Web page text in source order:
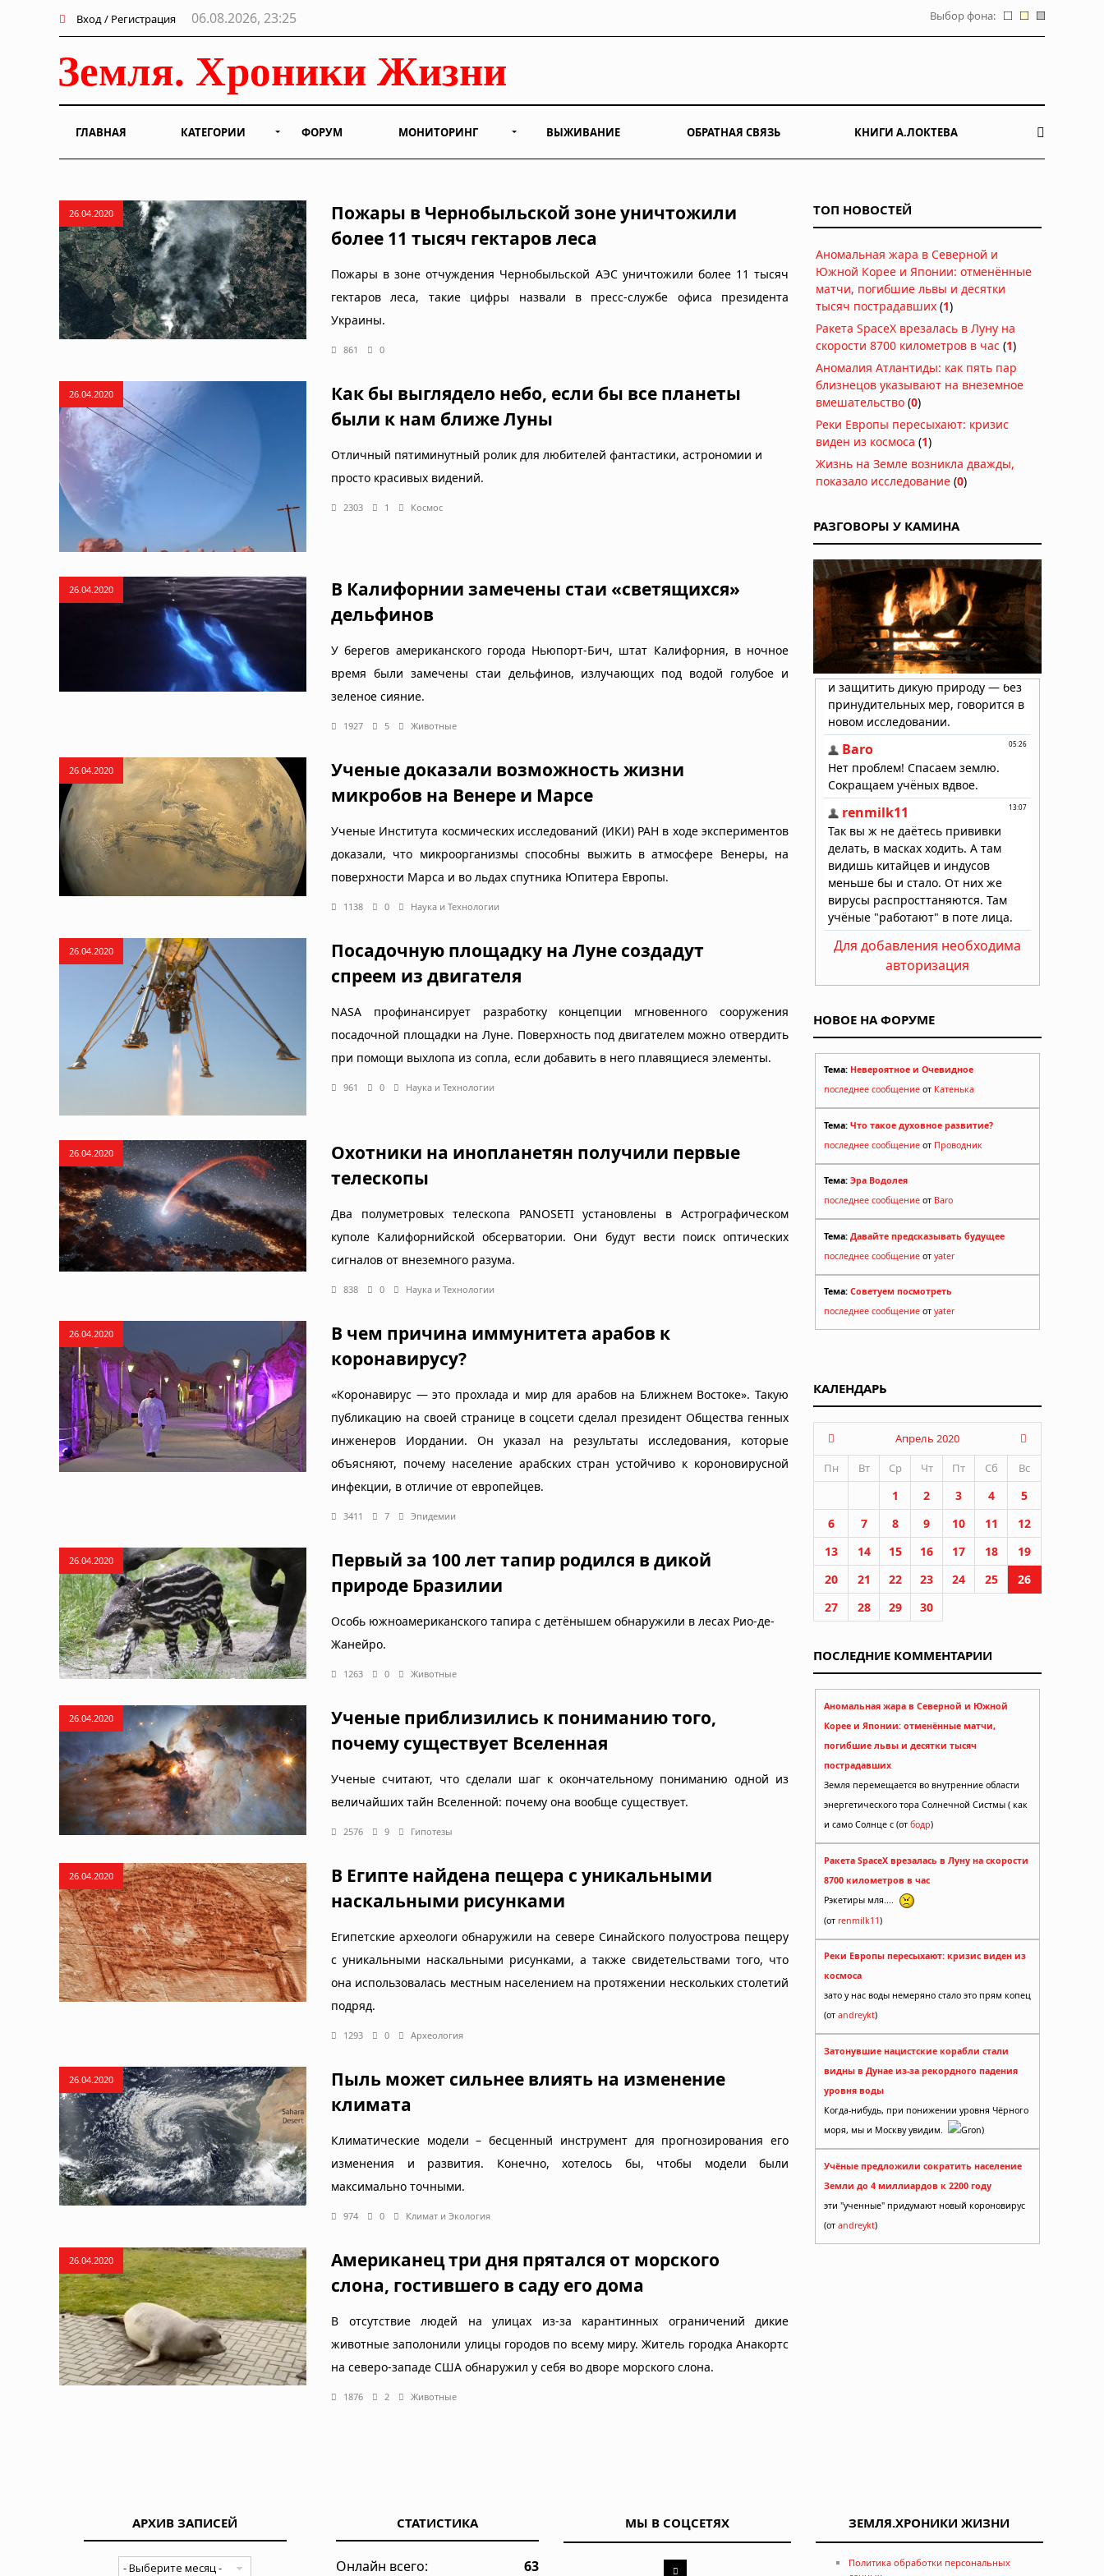
Вход / Регистрация 06.08.2026, 23:25 Выбор фона:
ГЛАВНАЯ КАТЕГОРИИ ФОРУМ МОНИТОРИНГ ВЫЖИВАНИЕ ОБРАТНАЯ СВЯЗЬ КНИГИ А.ЛОКТЕВА
26.04.2020
Пожары в Чернобыльской зоне уничтожили
более 11 тысяч гектаров леса
Пожары в зоне отчуждения Чернобыльской АЭС уничтожили более 11 тысяч
гектаров леса, такие цифры назвали в пресс-службе офиса президента
Украины.
861 0
26.04.2020
Как бы выглядело небо, если бы все планеты
были к нам ближе Луны
Отличный пятиминутный ролик для любителей фантастики, астрономии и
просто красивых видений.
2303 1 Космос
26.04.2020
В Калифорнии замечены стаи «светящихся»
дельфинов
У берегов американского города Ньюпорт-Бич, штат Калифорния, в ночное
время были замечены стаи дельфинов, излучающих под водой голубое и
зеленое сияние.
1927 5 Животные
26.04.2020
Ученые доказали возможность жизни
микробов на Венере и Марсе
Ученые Института космических исследований (ИКИ) РАН в ходе экспериментов
доказали, что микроорганизмы способны выжить в атмосфере Венеры, на
поверхности Марса и во льдах спутника Юпитера Европы.
1138 0 Наука и Технологии
26.04.2020
Посадочную площадку на Луне создадут
спреем из двигателя
NASA профинансирует разработку концепции мгновенного сооружения
посадочной площадки на Луне. Поверхность под двигателем можно отвердить
при помощи выхлопа из сопла, если добавить в него плавящиеся элементы.
961 0 Наука и Технологии
26.04.2020
Охотники на инопланетян получили первые
телескопы
Два полуметровых телескопа PANOSETI установлены в Астрографическом
куполе Калифорнийской обсерватории. Они будут вести поиск оптических
сигналов от внеземного разума.
838 0 Наука и Технологии
26.04.2020
В чем причина иммунитета арабов к
коронавирусу?
«Коронавирус — это прохлада и мир для арабов на Ближнем Востоке». Такую
публикацию на своей странице в соцсети сделал президент Общества генных
инженеров Иордании. Он указал на результаты исследования, которые
объясняют, почему население арабских стран устойчиво к короновирусной
инфекции, в отличие от европейцев.
3411 7 Эпидемии
26.04.2020
Первый за 100 лет тапир родился в дикой
природе Бразилии
Особь южноамериканского тапира с детёнышем обнаружили в лесах Рио-де-
Жанейро.
1263 0 Животные
26.04.2020
Ученые приблизились к пониманию того,
почему существует Вселенная
Ученые считают, что сделали шаг к окончательному пониманию одной из
величайших тайн Вселенной: почему она вообще существует.
2576 9 Гипотезы
26.04.2020
В Египте найдена пещера с уникальными
наскальными рисунками
Египетские археологи обнаружили на севере Синайского полуострова пещеру
с уникальными наскальными рисунками, а также свидетельствами того, что
она использовалась местным населением на протяжении нескольких столетий
подряд.
1293 0 Археология
26.04.2020
Пыль может сильнее влиять на изменение
климата
Климатические модели – бесценный инструмент для прогнозирования его
изменения и развития. Конечно, хотелось бы, чтобы модели были
максимально точными.
974 0 Климат и Экология
26.04.2020
Американец три дня прятался от морского
слона, гостившего в саду его дома
В отсутствие людей на улицах из-за карантинных ограничений дикие
животные заполонили улицы городов по всему миру. Житель городка Анакортс
на северо-западе США обнаружил у себя во дворе морского слона.
1876 2 Животные
ТОП НОВОСТЕЙ
Аномальная жара в Северной и
Южной Корее и Японии: отменённые
матчи, погибшие львы и десятки
тысяч пострадавших (1)
Ракета SpaceX врезалась в Луну на
скорости 8700 километров в час (1)
Аномалия Атлантиды: как пять пар
близнецов указывают на внеземное
вмешательство (0)
Реки Европы пересыхают: кризис
виден из космоса (1)
Жизнь на Земле возникла дважды,
показало исследование (0)
РАЗГОВОРЫ У КАМИНА
Для добавления необходима
авторизация
НОВОЕ НА ФОРУМЕ
Тема: Невероятное и Очевидное
последнее сообщение от Катенька
Тема: Что такое духовное развитие?
последнее сообщение от Проводник
Тема: Эра Водолея
последнее сообщение от Baro
Тема: Давайте предсказывать будущее
последнее сообщение от yater
Тема: Советуем посмотреть
последнее сообщение от yater
КАЛЕНДАРЬ
Апрель 2020
Пн
Вт Ср Чт Пт Сб Вс
1 2 3 4
5
6
7 8 9 10 11
12
13
14 15 16 17 18
19
20
21 22 23 24 25
26
27
28 29 30
ПОСЛЕДНИЕ КОММЕНТАРИИ
Аномальная жара в Северной и Южной
Корее и Японии: отменённые матчи,
погибшие львы и десятки тысяч
пострадавших
Земля перемещается во внутренние области
энергетического тора Солнечной Систмы ( как
и само Солнце с (от бодр)
Ракета SpaceX врезалась в Луну на скорости
8700 километров в час
Рэкетиры мля....
(от renmilk11)
Реки Европы пересыхают: кризис виден из
космоса
зато у нас воды немеряно стало это прям копец
(от andreykt)
Затонувшие нацистские корабли стали
видны в Дунае из-за рекордного падения
уровня воды
Когда-нибудь, при понижении уровня Чёрного
моря, мы и Москву увидим.
Gron)
Учёные предложили сократить население
Земли до 4 миллиардов к 2200 году
эти "ученные" придумают новый короновирус
(от andreykt)
АРХИВ ЗАПИСЕЙ СТАТИСТИКА
Онлайн всего: 63
МЫ В СОЦСЕТЯХ ЗЕМЛЯ.ХРОНИКИ ЖИЗНИ
Политика обработки персональных